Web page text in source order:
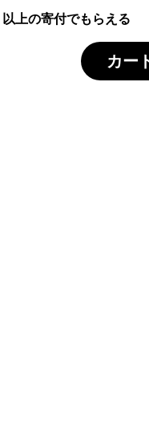
以上の寄付でもらえる
カー